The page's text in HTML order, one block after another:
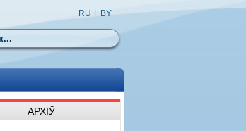
RU BY
АРХІЎ